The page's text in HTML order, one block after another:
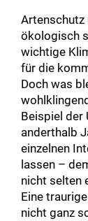
Artenschutz
ökologisch
wichtige
für die
Doch was
Beispiel der
anderthalb
einzelnen
lassen –
nicht selten
Eine
nicht ganz